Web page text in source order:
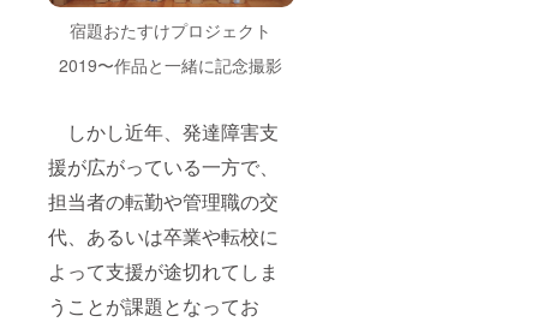
宿題おたすけプロジェクト
2019〜作品と一緒に記念撮影
しかし近年、発達障害支
援が広がっている一方で、
担当者の転勤や管理職の交
代、あるいは卒業や転校に
よって支援が途切れてしま
うことが課題となってお